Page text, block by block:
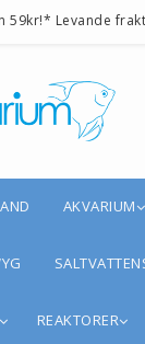
59kr!* Levande
AKVARIUM
REAKTORER